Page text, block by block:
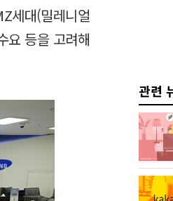
세대(밀레니얼
요 등을 고려해
관련